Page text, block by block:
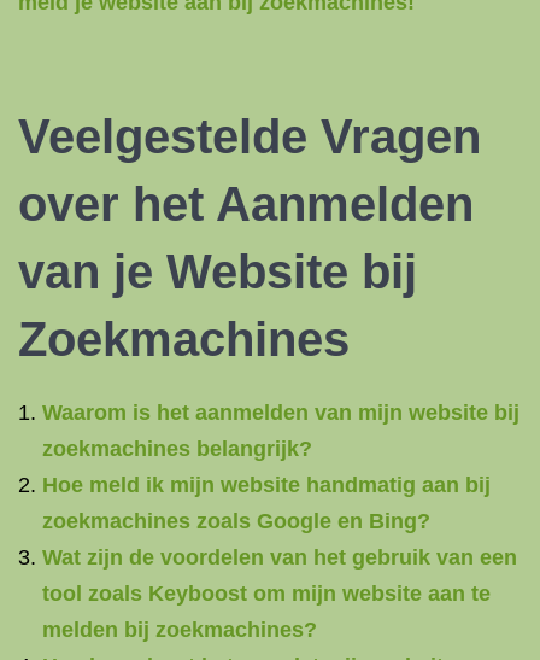
Veelgestelde Vragen
over het Aanmelden
van je Website bij
Zoekmachines
Waarom is het aanmelden van mijn website bij
zoekmachines belangrijk?
Hoe meld ik mijn website handmatig aan bij
zoekmachines zoals Google en Bing?
Wat zijn de voordelen van het gebruik van een
tool zoals Keyboost om mijn website aan te
melden bij zoekmachines?